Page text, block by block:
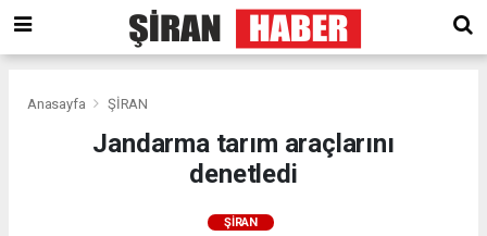
Anasayfa ŞİRAN
Jandarma tarım araçlarını
denetledi
ŞİRAN